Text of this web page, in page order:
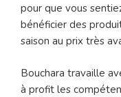
pour que vous
bénéficier des
saison au prix très
Bouchara travaille
à profit les